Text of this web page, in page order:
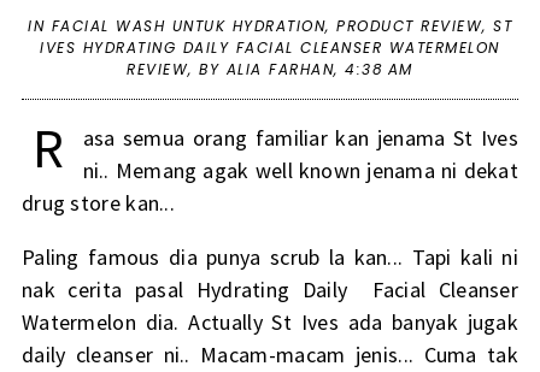
IN FACIAL WASH UNTUK HYDRATION, PRODUCT REVIEW, ST
IVES HYDRATING DAILY FACIAL CLEANSER WATERMELON
REVIEW,BY ALIA FARHAN,4:38 AM
R
asa semua orang familiar kan jenama St Ives
ni.. Memang agak well known jenama ni dekat
drug store kan...
Paling famous dia punya scrub la kan... Tapi kali ni
nak cerita pasal Hydrating Daily Facial Cleanser
Watermelon dia. Actually St Ives ada banyak jugak
daily cleanser ni.. Macam-macam jenis... Cuma tak